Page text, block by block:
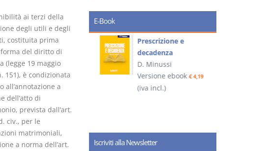
ai terzi della
degli utili e degli
costituita prima
del diritto di
(legge 19 maggio
151), è condizionata
all’annotazione a
dell’atto di
prevista dall’art.
civ., per le
matrimoniali,
a norma dell’art.
E-Book
Usufrutto Uso e
Abitazione
D. Minussi
Versione ebook€ 4,19
(iva incl.)
Prescrizione e
decadenza
D. Minussi
Versione ebook€ 4,19
(iva incl.)
Iscriviti alla Newsletter